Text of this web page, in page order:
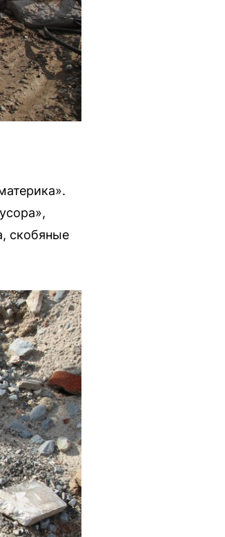
скобяные